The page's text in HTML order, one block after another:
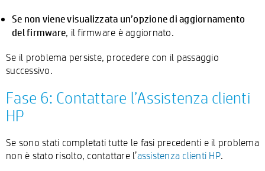
Se non viene visualizzata un’opzione di aggiornamento
del firmware, il firmware è aggiornato.
Se il problema persiste, procedere con il passaggio
successivo.
Fase 6: Contattare l’Assistenza clienti
HP
Se sono stati completati tutte le fasi precedenti e il problema
non è stato risolto, contattare l’assistenza clienti HP.